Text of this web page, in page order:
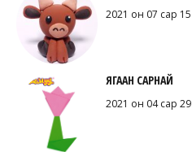
2021 он 07 сар 15
ЯГААН САРНАЙ
2021 он 04 сар 29